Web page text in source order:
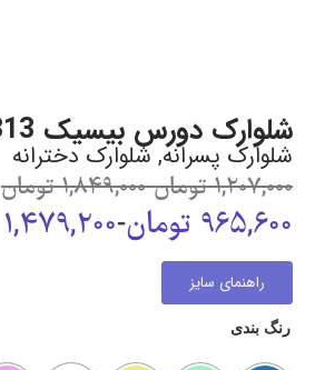
شلوارک دورس بیسیک 313 | کودک
شلوارک پسرانه,شلوارک دخترانه
1,207,000 تومان-
1,849,000 تومان
965,600 تومان-
1,479,200
راهنمای سایز
رنگ بندی